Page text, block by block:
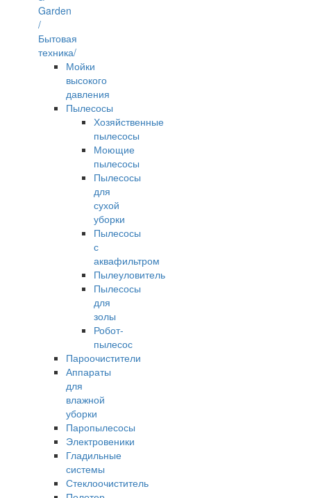
Garden
/
Бытовая
техника/
Мойки
высокого
давления
Пылесосы
Хозяйственные
пылесосы
Моющие
пылесосы
Пылесосы
для
сухой
уборки
Пылесосы
с
аквафильтром
Пылеуловитель
Пылесосы
для
золы
Робот-
пылесос
Пароочистители
Аппараты
для
влажной
уборки
Паропылесосы
Электровеники
Гладильные
системы
Стеклоочиститель